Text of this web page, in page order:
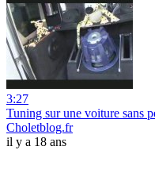
3:27
Tuning sur une voiture sans
Choletblog.fr
il y a 18 ans